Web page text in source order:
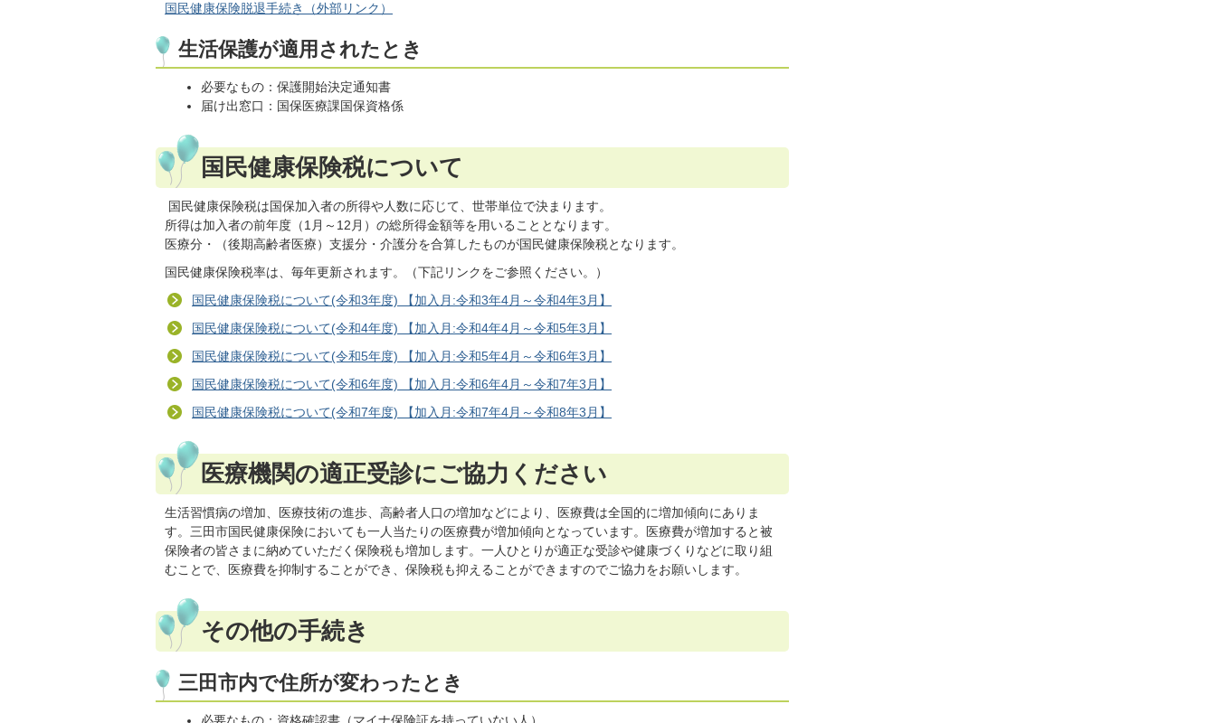
国民健康保険脱退手続き（外部リンク）
生活保護が適用されたとき
必要なもの：保護開始決定通知書
届け出窓口：国保医療課国保資格係
国民健康保険税について
国民健康保険税は国保加入者の所得や人数に応じて、世帯単位で決まります。
所得は加入者の前年度（1月～12月）の総所得金額等を用いることとなります。
医療分・（後期高齢者医療）支援分・介護分を合算したものが国民健康保険税となります。
国民健康保険税率は、毎年更新されます。（下記リンクをご参照ください。）
国民健康保険税について(令和3年度) 【加入月:令和3年4月～令和4年3月】
国民健康保険税について(令和4年度) 【加入月:令和4年4月～令和5年3月】
国民健康保険税について(令和5年度) 【加入月:令和5年4月～令和6年3月】
国民健康保険税について(令和6年度) 【加入月:令和6年4月～令和7年3月】
国民健康保険税について(令和7年度) 【加入月:令和7年4月～令和8年3月】
医療機関の適正受診にご協力ください
生活習慣病の増加、医療技術の進歩、高齢者人口の増加などにより、医療費は全国的に増加傾向にありま
す。三田市国民健康保険においても一人当たりの医療費が増加傾向となっています。医療費が増加すると被
保険者の皆さまに納めていただく保険税も増加します。一人ひとりが適正な受診や健康づくりなどに取り組
むことで、医療費を抑制することができ、保険税も抑えることができますのでご協力をお願いします。
その他の手続き
三田市内で住所が変わったとき